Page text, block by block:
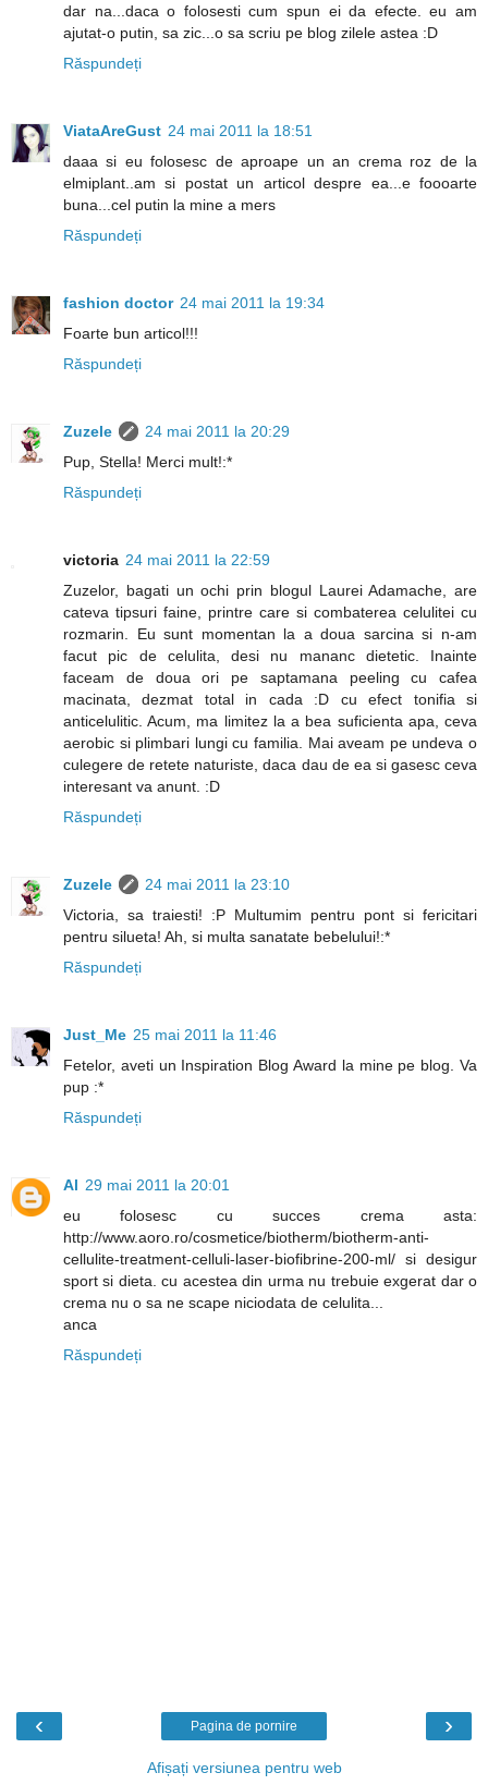
dar na...daca o folosesti cum spun ei da efecte. eu am
ajutat-o putin, sa zic...o sa scriu pe blog zilele astea :D
Răspundeți
ViataAreGust 24 mai 2011 la 18:51
daaa si eu folosesc de aproape un an crema roz de la
elmiplant..am si postat un articol despre ea...e foooarte
buna...cel putin la mine a mers
Răspundeți
fashion doctor 24 mai 2011 la 19:34
Foarte bun articol!!!
Răspundeți
Zuzele
24 mai 2011 la 20:29
Pup, Stella! Merci mult!:*
Răspundeți
victoria 24 mai 2011 la 22:59
Zuzelor, bagati un ochi prin blogul Laurei Adamache, are
cateva tipsuri faine, printre care si combaterea celulitei cu
rozmarin. Eu sunt momentan la a doua sarcina si n-am
facut pic de celulita, desi nu mananc dietetic. Inainte
faceam de doua ori pe saptamana peeling cu cafea
macinata, dezmat total in cada :D cu efect tonifia si
anticelulitic. Acum, ma limitez la a bea suficienta apa, ceva
aerobic si plimbari lungi cu familia. Mai aveam pe undeva o
culegere de retete naturiste, daca dau de ea si gasesc ceva
interesant va anunt. :D
Răspundeți
Zuzele
24 mai 2011 la 23:10
Victoria, sa traiesti! :P Multumim pentru pont si fericitari
pentru silueta! Ah, si multa sanatate bebelului!:*
Răspundeți
Just_Me 25 mai 2011 la 11:46
Fetelor, aveti un Inspiration Blog Award la mine pe blog. Va
pup :*
Răspundeți
Al 29 mai 2011 la 20:01
eu folosesc cu succes crema asta:
http://www.aoro.ro/cosmetice/biotherm/biotherm-anti-
cellulite-treatment-celluli-laser-biofibrine-200-ml/ si desigur
sport si dieta. cu acestea din urma nu trebuie exgerat dar o
crema nu o sa ne scape niciodata de celulita...
anca
Răspundeți
‹ ›
Pagina de pornire
Afișați versiunea pentru web